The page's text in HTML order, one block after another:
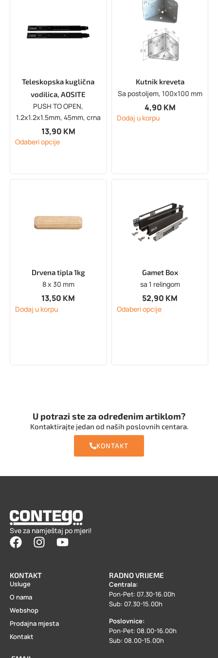
Teleskopska kuglična
vodilica, AOSITE
PUSH TO OPEN,
1.2x1.2x1.5mm, 45mm, crna
13,90 KM
Odaberi opcije
Kutnik kreveta
Sa postoljem, 100x100 mm
4,90 KM
Dodaj u korpu
Drvena tipla 1kg
8 x 30 mm
13,50 KM
Dodaj u korpu
Gamet Box
sa 1 relingom
52,90 KM
Odaberi opcije
U potrazi ste za određenim artiklom?
Kontaktirajte jedan od naših poslovnih centara.
KONTAKT
Sve za namještaj po mjeri!
KONTAKT
Usluge
O nama
Webshop
Prodajna mjesta
Kontakt
RADNO VRIJEME
Centrala:
Pon-Pet: 07.30-16.00h
Sub: 07.30-15.00h
Poslovnice:
Pon-Pet: 08.00-16.00h
Sub: 08.00-15.00h